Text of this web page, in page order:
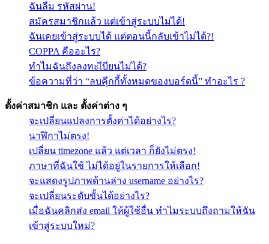
ฉันลืม รหัสผ่าน!
สมัครสมาชิกแล้ว แต่เข้าสู่ระบบไม่ได้!
ฉันเคยเข้าสู่ระบบได้ แต่ตอนนี้กลับเข้าไม่ได้?!
COPPA คืออะไร?
ทำไมฉันถึงลงทะเีบียนไม่ได้?
ข้อความที่ว่า “ลบคุีกกี้ทั้งหมดของบอร์ดนี้” ทำอะไร ?
ตั้งค่าสมาชิก และ ตั้งค่าต่าง ๆ
จะเปลี่ยนแปลงการตั้งค่าได้อย่างไร?
นาฬิกาไม่ตรง!
เปลี่ยน timezone แล้ว แต่เวลา ก็ยังไม่ตรง!
ภาษาที่ฉันใช้ ไม่ได้อยู่ในรายการให้เลือก!
จะแสดงรูปภาพด้านล่าง username อย่างไร?
จะเปลี่ยนระดับขั้นได้อย่างไร?
เมื่อฉันคลิกส่ง email ให้ผู้ใช้อื่น ทำไมระบบถึงถามให้ฉัน
เข้าสู่ระบบใหม่?